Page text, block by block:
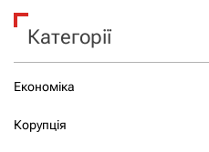
Категорії
Економіка
Корупція